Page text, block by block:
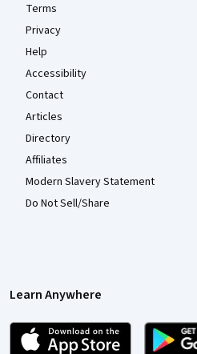
Terms
Privacy
Help
Accessibility
Contact
Articles
Directory
Affiliates
Modern Slavery Statement
Do Not Sell/Share
Learn Anywhere